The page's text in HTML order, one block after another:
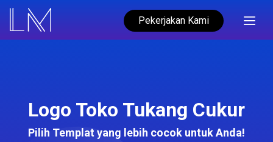
Pekerjakan Kami
Logo Toko Tukang Cukur
Pilih Templat yang lebih cocok untuk Anda!